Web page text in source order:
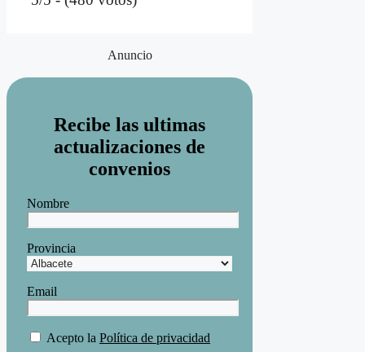
Anuncio
Recibe las ultimas
actualizaciones de
convenios
Nombre
Provincia
Email
Acepto la Política de privacidad